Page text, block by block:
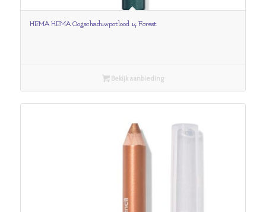
HEMA HEMA Oogschaduwpotlood 14 Forest
Bekijk aanbieding